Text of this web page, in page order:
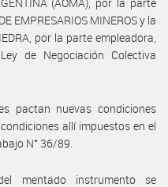
EMPRESARIOS MINEROS y la
por la parte empleadora,
de Negociación Colectiva
pactan nuevas condiciones
allí impuestos en el
N° 36/89.
mentado instrumento se